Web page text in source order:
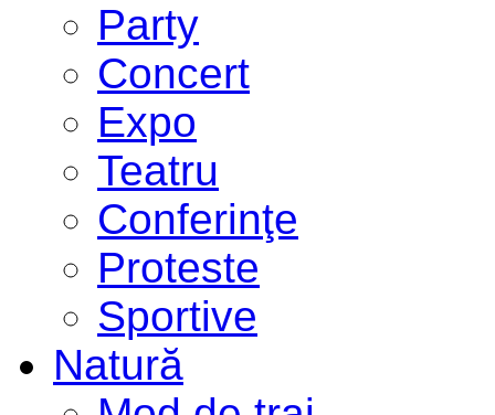
Party
Concert
Expo
Teatru
Conferinţe
Proteste
Sportive
Natură